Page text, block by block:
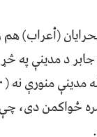
(أعراب) هم
د مدینې په